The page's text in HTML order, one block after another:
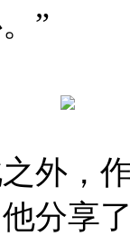
”
外，
分享